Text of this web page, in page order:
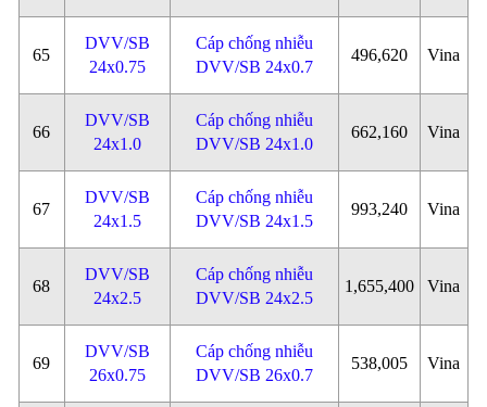
65
DVV/SB
24x0.75
Cáp chống nhiễu
DVV/SB 24x0.7
496,620 Vina
66
DVV/SB
24x1.0
Cáp chống nhiễu
DVV/SB 24x1.0
662,160 Vina
67
DVV/SB
24x1.5
Cáp chống nhiễu
DVV/SB 24x1.5
993,240 Vina
68
DVV/SB
24x2.5
Cáp chống nhiễu
DVV/SB 24x2.5
1,655,400 Vina
69
DVV/SB
26x0.75
Cáp chống nhiễu
DVV/SB 26x0.7
538,005 Vina